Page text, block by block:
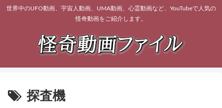
世界中のUFO動画、宇宙人動画、UMA動画、心霊動画など、YouTubeで人気の
怪奇動画をご紹介します。
探査機